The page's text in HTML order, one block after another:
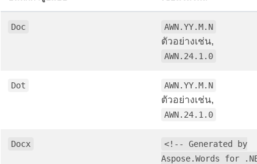
Doc AWN.YY.M.N
ตัวอย่างเช่น,
AWN.24.1.0
Dot AWN.YY.M.N
ตัวอย่างเช่น,
AWN.24.1.0
Docx
<!-- Generated by
Aspose.Words for